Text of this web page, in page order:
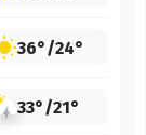
36°/24°
33°/21°